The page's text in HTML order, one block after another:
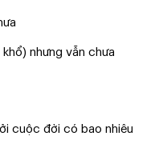
nhưng vẫn chưa
cuộc đời có bao nhiêu